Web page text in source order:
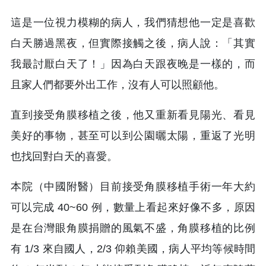
這是一位視力模糊的病人，我們猜想他一定是喜歡
白天勝過黑夜，但實際接觸之後，病人說：「其實
我最討厭白天了！」因為白天跟夜晚是一樣的，而
且家人們都要外出工作，沒有人可以照顧他。
直到接受角膜移植之後，他又重新看見陽光、看見
美好的事物，甚至可以到公園曬太陽，重返了光明
也找回對白天的喜愛。
本院（中國附醫）目前接受角膜移植手術一年大約
可以完成 40~60 例，數量上看起來好像不多，原因
是在台灣眼角膜捐贈的風氣不盛，角膜移植的比例
有 1/3 來自國人，2/3 仰賴美國，病人平均等候時間